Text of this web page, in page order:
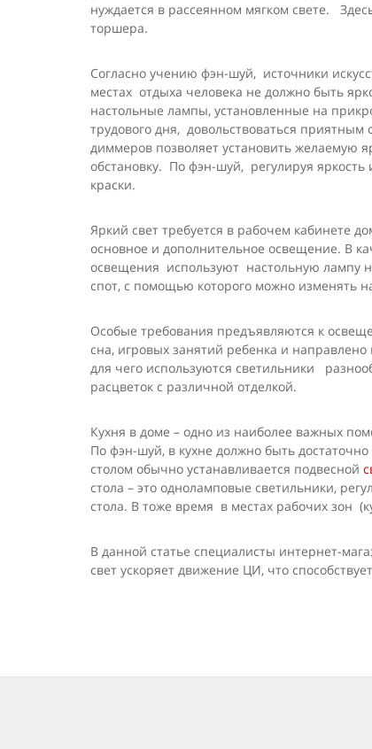
нуждается в рассеянном мягком свете.
торшера.
Согласно учению фэн-шуй, источники
местах отдыха человека не должно быть
настольные лампы, установленные на
трудового дня, довольствоваться
диммеров позволяет установить желаемую
обстановку. По фэн-шуй, регулируя
краски.
Яркий свет требуется в рабочем кабинете
основное и дополнительное освещение. В
освещения используют настольную лампу
спот, с помощью которого можно изменять
Особые требования предъявляются к
сна, игровых занятий ребенка и
для чего используются светильники
расцветок с различной отделкой.
Кухня в доме – одно из наиболее важных
По фэн-шуй, в кухне должно быть
столом обычно устанавливается подвесной
стола – это одноламповые светильники,
стола. В тоже время в местах рабочих зон
В данной статье специалисты интернет-
свет ускоряет движение ЦИ, что